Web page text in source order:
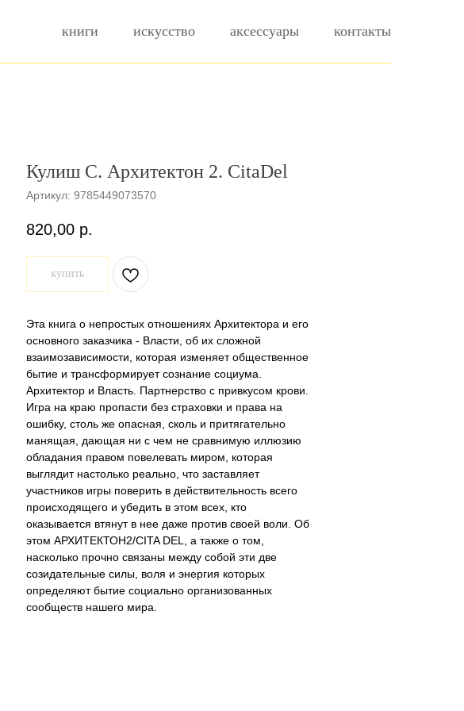
книги искусство аксессуары контакты
Кулиш С. Архитектон 2. CitaDel
Артикул: 9785449073570
820,00 р.
купить
Эта книга о непростых отношениях Архитектора и его
основного заказчика - Власти, об их сложной
взаимозависимости, которая изменяет общественное
бытие и трансформирует сознание социума.
Архитектор и Власть. Партнерство с привкусом крови.
Игра на краю пропасти без страховки и права на
ошибку, столь же опасная, сколь и притягательно
манящая, дающая ни с чем не сравнимую иллюзию
обладания правом повелевать миром, которая
выглядит настолько реально, что заставляет
участников игры поверить в действительность всего
происходящего и убедить в этом всех, кто
оказывается втянут в нее даже против своей воли. Об
этом АРХИТЕКТОН2/CITA DEL, а также о том,
насколько прочно связаны между собой эти две
созидательные силы, воля и энергия которых
определяют бытие социально организованных
сообществ нашего мира.